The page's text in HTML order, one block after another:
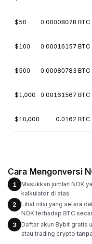
$50 0.00008078 BTC
$100 0.00016157 BTC
$500 0.00080783 BTC
$1,000 0.00161567 BTC
$10,000 0.0162 BTC
Cara Mengonversi
1
Masukkan jumlah NOK
kalkulator di atas.
2
Lihat nilai yang setara
NOK terhadap BTC
3
Daftar akun Bybit gratis
atau trading crypto